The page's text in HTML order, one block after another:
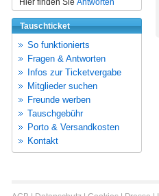
Hier finden Sie Antworten
Tauschticket
So funktionierts
Fragen & Antworten
Infos zur Ticketvergabe
Mitglieder suchen
Freunde werben
Tauschgebühr
Porto & Versandkosten
Kontakt